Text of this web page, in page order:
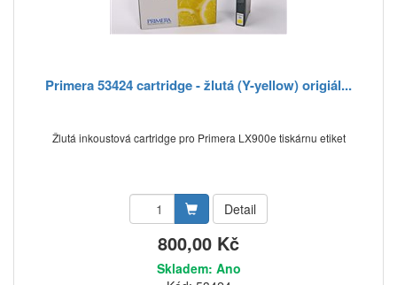
Primera 53424 cartridge - žlutá (Y-yellow) origiál...
Žlutá inkoustová cartridge pro Primera LX900e tiskárnu etiket
Detail
800,00 Kč
Skladem: Ano